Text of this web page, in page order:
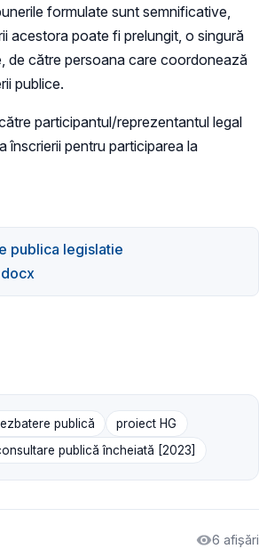
formulate sunt semnificative,
acestora poate fi prelungit, o singură
de către persoana care coordonează
publice.
participantul/reprezentantul legal
înscrierii pentru participarea la
publica legislatie
publică
proiect HG
publică încheiată [2023]
6 afișări